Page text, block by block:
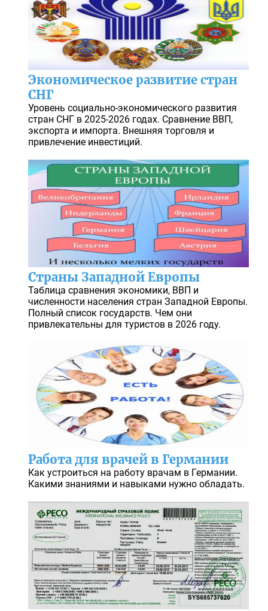
Экономическое развитие стран
СНГ
Уровень социально-экономического развития
стран СНГ в 2025-2026 годах. Сравнение ВВП,
экспорта и импорта. Внешняя торговля и
привлечение инвестиций.
Страны Западной Европы
Таблица сравнения экономики, ВВП и
численности населения стран Западной Европы.
Полный список государств. Чем они
привлекательны для туристов в 2026 году.
Работа для врачей в Германии
Как устроиться на работу врачам в Германии.
Какими знаниями и навыками нужно обладать.